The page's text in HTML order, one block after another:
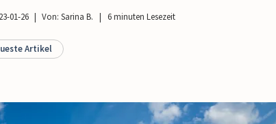
01-26 Von: Sarina B.   |   6 minuten Lesezeit
Artikel